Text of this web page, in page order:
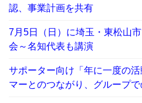
認、事業計画を共有
7月5日（日）に埼玉・東松山
会～名知代表も講演
サポーター向け「年に一度の
マーとのつながり、グループ